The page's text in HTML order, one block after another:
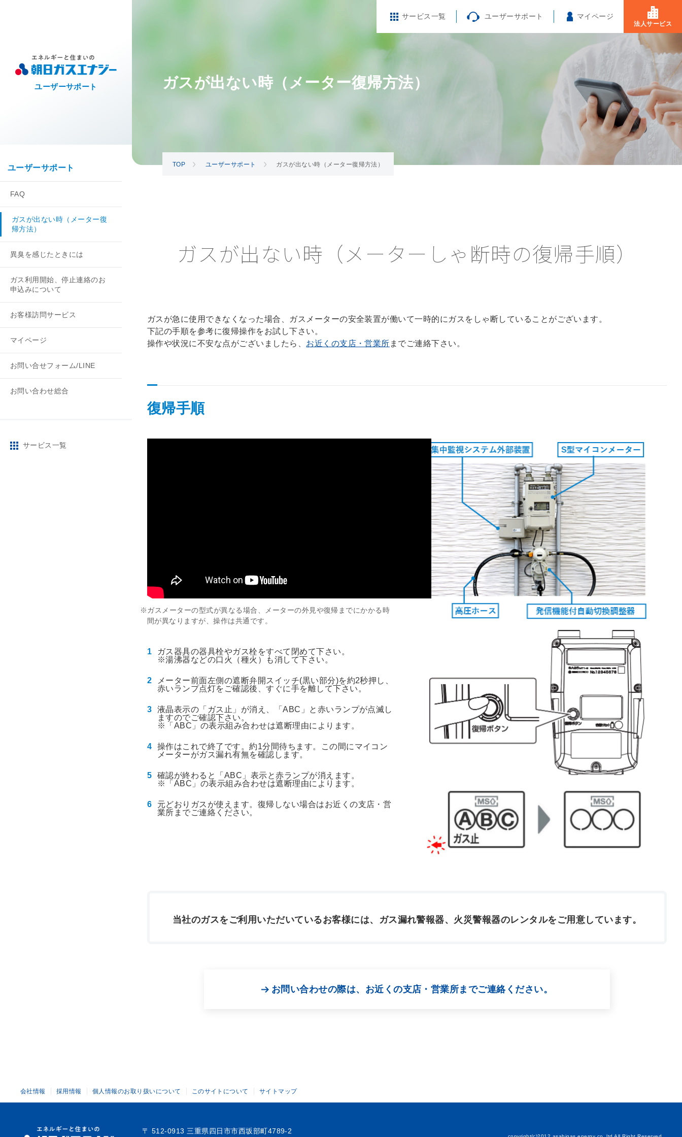
ユーザーサポート
ユーザーサポート
FAQ
ガスが出ない時（メーター復
帰方法）
異臭を感じたときには
ガス利用開始、停止連絡のお
申込みについて
お客様訪問サービス
マイページ
お問い合せフォーム/LINE
お問い合わせ総合
サービス一覧
エネルギー 主な取扱商品 電気 オートライフ
サービス一覧 ユーザーサポート マイページ
法人サービス
ガスが出ない時（メーター復帰方法）
TOP ユーザーサポート ガスが出ない時（メーター復帰方法）
ガスが出ない時（メーターしゃ断時の復帰手順）
ガスが急に使用できなくなった場合、ガスメーターの安全装置が働いて一時的にガスをしゃ断していることがございます。
下記の手順を参考に復帰操作をお試し下さい。
操作や状況に不安な点がございましたら、 お近くの支店・営業所 までご連絡下さい。
復帰手順
※ガスメーターの型式が異なる場合、メーターの外見や復帰までにかかる時
間が異なりますが、操作は共通です。
ガス器具の器具栓やガス栓をすべて閉めて下さい。
※湯沸器などの口火（種火）も消して下さい。
メーター前面左側の遮断弁開スイッチ(黒い部分)を約2秒押し、
赤いランプ点灯をご確認後、すぐに手を離して下さい。
液晶表示の「ガス止」が消え、「ABC」と赤いランプが点滅し
ますのでご確認下さい。
※「ABC」の表示組み合わせは遮断理由によります。
操作はこれで終了です。約1分間待ちます。この間にマイコン
メーターがガス漏れ有無を確認します。
確認が終わると「ABC」表示と赤ランプが消えます。
※「ABC」の表示組み合わせは遮断理由によります。
元どおりガスが使えます。復帰しない場合はお近くの支店・営
業所までご連絡ください。
当社のガスをご利用いただいているお客様には、ガス漏れ警報器、火災警報器のレンタルをご用意しています。
お問い合わせの際は、お近くの支店・営業所までご連絡ください。
会社情報 採用情報 個人情報のお取り扱いについて このサイトについて サイトマップ
〒 512-0913 三重県四日市市西坂部町4789-2